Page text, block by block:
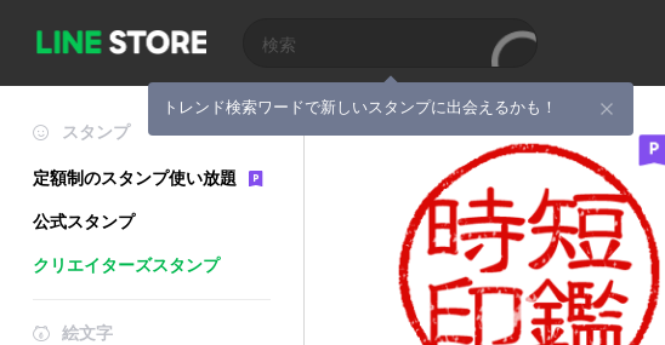
トレンド検索ワードで新しいスタンプに出会えるかも！
スタンプ
定額制のスタンプ使い放題
公式スタンプ
クリエイターズスタンプ
絵文字